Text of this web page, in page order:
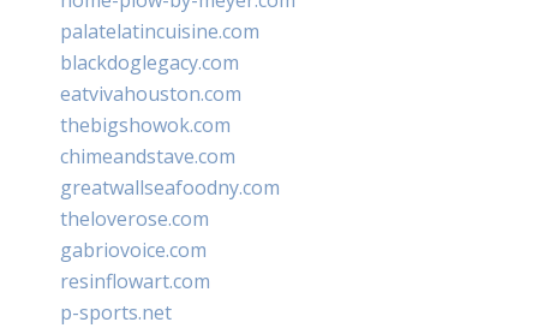
palatelatincuisine.com
blackdoglegacy.com
eatvivahouston.com
thebigshowok.com
chimeandstave.com
greatwallseafoodny.com
theloverose.com
gabriovoice.com
resinflowart.com
p-sports.net